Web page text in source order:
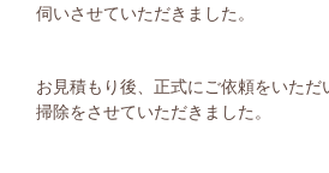
伺いさせていただきました。
お見積もり後、正式にご依頼をいただ
掃除をさせていただきました。